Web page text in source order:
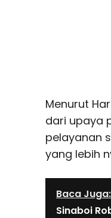
Menurut
dari upaya
pelayanan
yang lebih
Baca Juga:
Sinaboi